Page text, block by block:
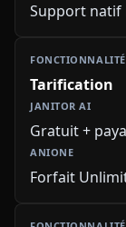
Support natif
Tarification
Gratuit +
Forfait